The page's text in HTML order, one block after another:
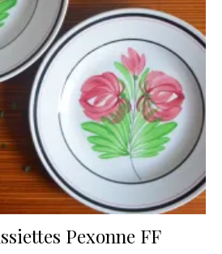
Pexonne FF